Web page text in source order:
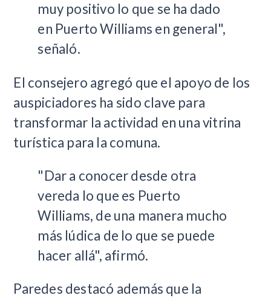
muy positivo lo que se ha dado
en Puerto Williams en general",
señaló.
El consejero agregó que el apoyo de los
auspiciadores ha sido clave para
transformar la actividad en una vitrina
turística para la comuna.
"Dar a conocer desde otra
vereda lo que es Puerto
Williams, de una manera mucho
más lúdica de lo que se puede
hacer allá", afirmó.
Paredes destacó además que la